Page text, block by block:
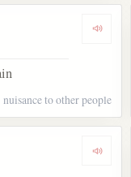
nuisance to other people